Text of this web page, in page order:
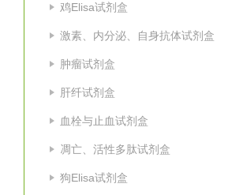
鸡Elisa试剂盒
激素、内分泌、自身抗体试剂盒
肿瘤试剂盒
肝纤试剂盒
血栓与止血试剂盒
凋亡、活性多肽试剂盒
狗Elisa试剂盒